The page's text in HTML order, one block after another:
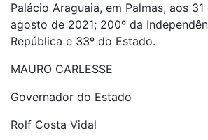
Palácio Araguaia, em Palmas, aos
agosto de 2021; 200º da
República e 33º do Estado.
MAURO CARLESSE
Governador do Estado
Rolf Costa Vidal